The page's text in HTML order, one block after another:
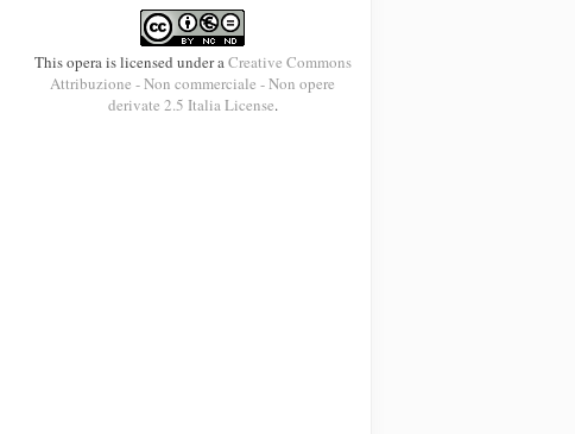
This opera is licensed under aCreative Commons
Attribuzione - Non commerciale - Non opere
derivate 2.5 Italia License.